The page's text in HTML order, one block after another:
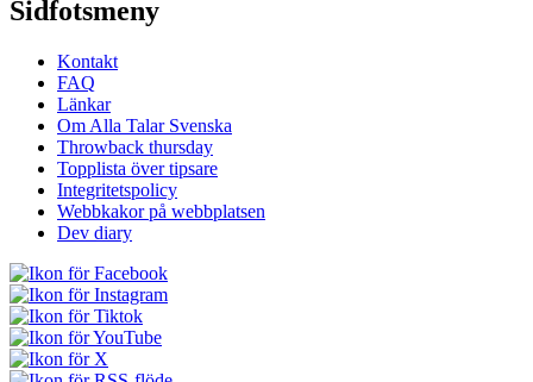
Sidfotsmeny
Kontakt
FAQ
Länkar
Om Alla Talar Svenska
Throwback thursday
Topplista över tipsare
Integritetspolicy
Webbkakor på webbplatsen
Dev diary